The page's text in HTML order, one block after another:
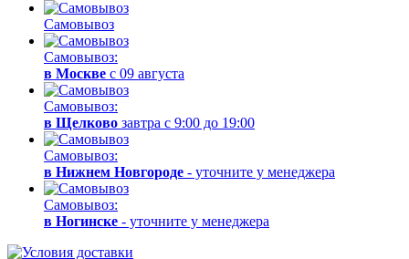
Самовывоз
Самовывоз:
в Москве с 09 августа
Самовывоз:
в Щелково завтра с 9:00 до 19:00
Самовывоз:
в Нижнем Новгороде - уточните у менеджера
Самовывоз:
в Ногинске - уточните у менеджера